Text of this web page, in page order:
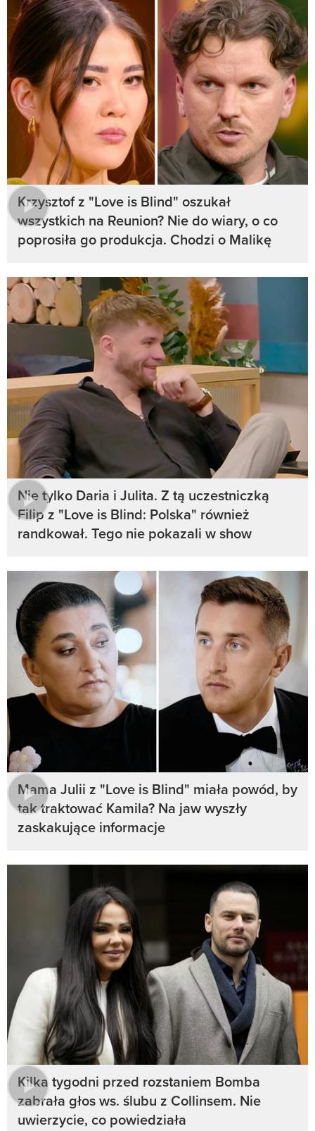
Krzysztof z "Love is Blind" oszukał
wszystkich na Reunion? Nie do wiary, o co
poprosiła go produkcja. Chodzi o Malikę
Nie tylko Daria i Julita. Z tą uczestniczką
Filip z "Love is Blind: Polska" również
randkował. Tego nie pokazali w show
Mama Julii z "Love is Blind" miała powód, by
tak traktować Kamila? Na jaw wyszły
zaskakujące informacje
Kilka tygodni przed rozstaniem Bomba
zabrała głos ws. ślubu z Collinsem. Nie
uwierzycie, co powiedziała